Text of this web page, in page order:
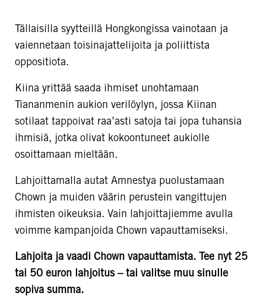
Tällaisilla syytteillä Hongkongissa vainotaan ja
vaiennetaan toisinajattelijoita ja poliittista
oppositiota.
Kiina yrittää saada ihmiset unohtamaan
Tiananmenin aukion verilöylyn, jossa Kiinan
sotilaat tappoivat raa’asti satoja tai jopa tuhansia
ihmisiä, jotka olivat kokoontuneet aukiolle
osoittamaan mieltään.
Lahjoittamalla autat Amnestya puolustamaan
Chown ja muiden väärin perustein vangittujen
ihmisten oikeuksia. Vain lahjoittajiemme avulla
voimme kampanjoida Chown vapauttamiseksi.
Lahjoita ja vaadi Chown vapauttamista. Tee nyt 25
tai 50 euron lahjoitus – tai valitse muu sinulle
sopiva summa.